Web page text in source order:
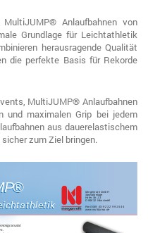
Anlaufbahnen von
Grundlage für Leichtathletik
herausragende Qualität
die perfekte Basis für Rekorde
MultiJUMP® Anlaufbahnen
und maximalen Grip bei jedem
aus dauerelastischem
zum Ziel bringen.